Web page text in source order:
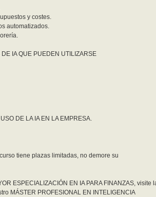
y costes.
automatizados.
IA QUE PUEDEN UTILIZARSE
DE LA IA EN LA EMPRESA.
tiene plazas limitadas, no demore su
ESPECIALIZACIÓN EN IA PARA FINANZAS, visite
MÁSTER PROFESIONAL EN INTELIGENCIA